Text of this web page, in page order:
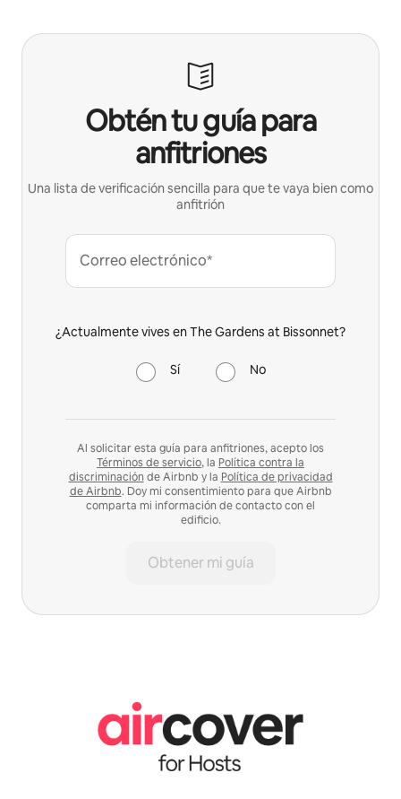
Obtén tu guía para
anfitriones
Una lista de verificación sencilla para que te vaya bien como
anfitrión
Correo electrónico*
¿Actualmente vives en The Gardens at Bissonnet?
Sí No
Al solicitar esta guía para anfitriones, acepto los
Términos de servicio, la Política contra la
discriminación de Airbnb y la Política de privacidad
de Airbnb. Doy mi consentimiento para que Airbnb
comparta mi información de contacto con el
edificio.
Obtener mi guía